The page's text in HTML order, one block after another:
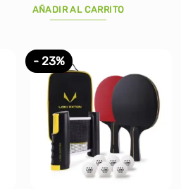
original
era:
actual
AÑADIR AL CARRITO
- 23%